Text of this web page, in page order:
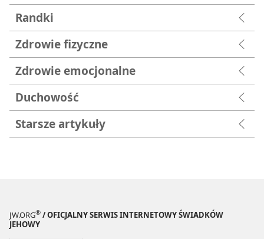
Randki
Zdrowie fizyczne
Zdrowie emocjonalne
Duchowość
Starsze artykuły
JW.ORG® / OFICJALNY SERWIS INTERNETOWY ŚWIADKÓW
JEHOWY